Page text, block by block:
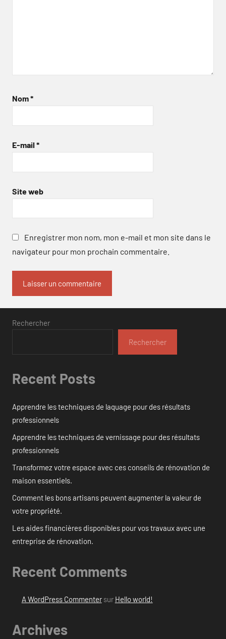
Nom*
E-mail *
Site web
Enregistrer mon nom, mon e-mail et mon site dans le
navigateur pour mon prochain commentaire.
Rechercher
Rechercher
Recent Posts
Apprendre les techniques de laquage pour des résultats
professionnels
Apprendre les techniques de vernissage pour des résultats
professionnels
Transformez votre espace avec ces conseils de rénovation de
maison essentiels.
Comment les bons artisans peuvent augmenter la valeur de
votre propriété.
Les aides financières disponibles pour vos travaux avec une
entreprise de rénovation.
Recent Comments
A WordPress Commentersur Hello world!
Archives